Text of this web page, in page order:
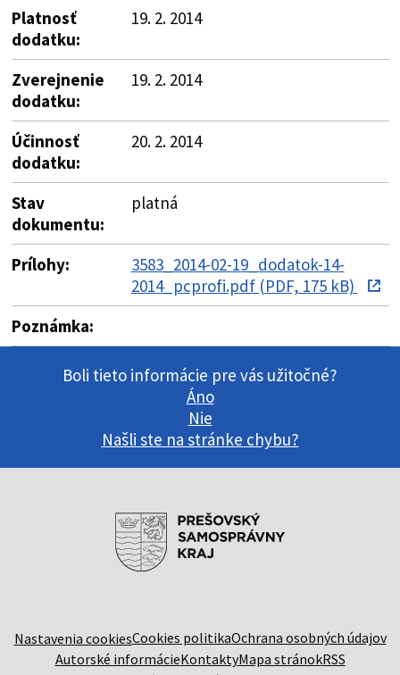
Platnosť
dodatku:
19. 2. 2014
Zverejnenie
dodatku:
19. 2. 2014
Účinnosť
dodatku:
20. 2. 2014
Stav
dokumentu:
platná
Prílohy:
3583_2014-02-19_dodatok-14-
2014_pcprofi.pdf (PDF, 175 kB)
Poznámka:
Boli tieto informácie pre vás užitočné?
Áno
Nie
Našli ste na stránke chybu?
Nastavenia cookiesCookies politikaOchrana osobných údajov
Autorské informácieKontaktyMapa stránokRSS